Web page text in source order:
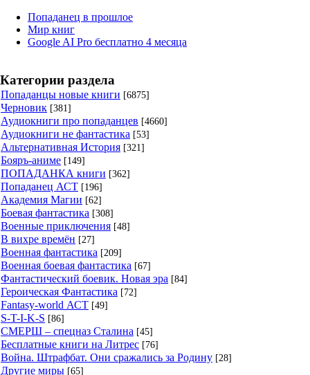
Попаданец в прошлое
Мир книг
Google AI Pro бесплатно 4 месяца
Категории раздела
Попаданцы новые книги [6875]
Черновик [381]
Аудиокниги про попаданцев [4660]
Аудиокниги не фантастика [53]
Альтернативная История [321]
Бояръ-аниме [149]
ПОПАДАНКА книги [362]
Попаданец АСТ [196]
Академия Магии [62]
Боевая фантастика [308]
Военные приключения [48]
В вихре времён [27]
Военная фантастика [209]
Военная боевая фантастика [67]
Фантастический боевик. Новая эра [84]
Героическая Фантастика [72]
Fantasy-world АСТ [49]
S-T-I-K-S [86]
СМЕРШ – спецназ Сталина [45]
Бесплатные книги на Литрес [76]
Война. Штрафбат. Они сражались за Родину [28]
Другие миры [65]